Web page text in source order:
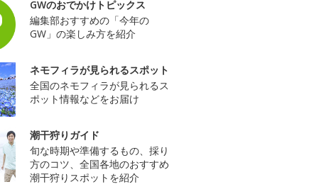
GWのおでかけトピックス
編集部おすすめの「今年の
GW」の楽しみ方を紹介
ネモフィラが見られるスポット
全国のネモフィラが見られるス
ポット情報などをお届け
潮干狩りガイド
旬な時期や準備するもの、採り
方のコツ、全国各地のおすすめ
潮干狩りスポットを紹介